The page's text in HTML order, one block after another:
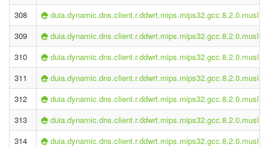
308
duia.dynamic.dns.client.r.ddwrt.mips.mips32.gcc.8.2.0.musl-
309
duia.dynamic.dns.client.r.ddwrt.mips.mips32.gcc.8.2.0.musl-
310
duia.dynamic.dns.client.r.ddwrt.mips.mips32.gcc.8.2.0.musl-
311
duia.dynamic.dns.client.r.ddwrt.mips.mips32.gcc.8.2.0.musl-
312
duia.dynamic.dns.client.r.ddwrt.mips.mips32.gcc.8.2.0.musl-
313
duia.dynamic.dns.client.r.ddwrt.mips.mips32.gcc.8.2.0.musl-
314
duia.dynamic.dns.client.r.ddwrt.mips.mips32.gcc.8.2.0.musl-